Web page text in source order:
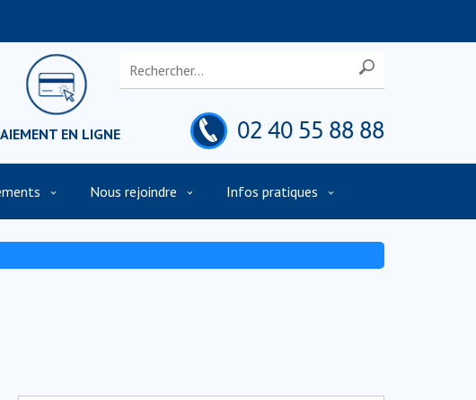
EN LIGNE 02 40 55 88 88
Nous rejoindre Infos pratiques